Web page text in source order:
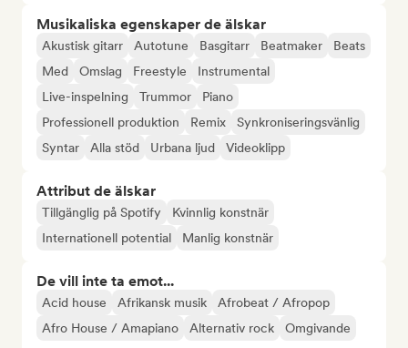
Musikaliska egenskaper de älskar
Akustisk gitarr Autotune Basgitarr Beatmaker
Beats
Med
Omslag Freestyle
Instrumental
Live-inspelning
Trummor
Piano
Professionell produktion
Remix
Synkroniseringsvänlig
Syntar
Alla stöd Urbana ljud Videoklipp
Attribut de älskar
Tillgänglig på Spotify
Kvinnlig konstnär
Internationell potential
Manlig konstnär
De vill inte ta emot...
Acid house Afrikansk musik
Afrobeat / Afropop
Afro House / Amapiano
Alternativ rock
Omgivande